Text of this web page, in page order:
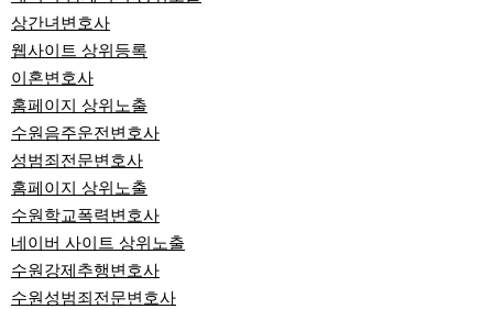
상간녀변호사
웹사이트 상위등록
이혼변호사
홈페이지 상위노출
수원음주운전변호사
성범죄전문변호사
홈페이지 상위노출
수원학교폭력변호사
네이버 사이트 상위노출
수원강제추행변호사
수원성범죄전문변호사